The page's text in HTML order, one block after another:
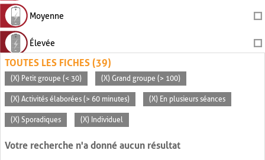
Moyenne
Élevée
TOUTES LES FICHES (39)
(X) Petit groupe (< 30) (X) Grand groupe (> 100)
(X) Activités élaborées (> 60 minutes) (X) En plusieurs séances
(X) Sporadiques (X) Individuel
Votre recherche n'a donné aucun résultat